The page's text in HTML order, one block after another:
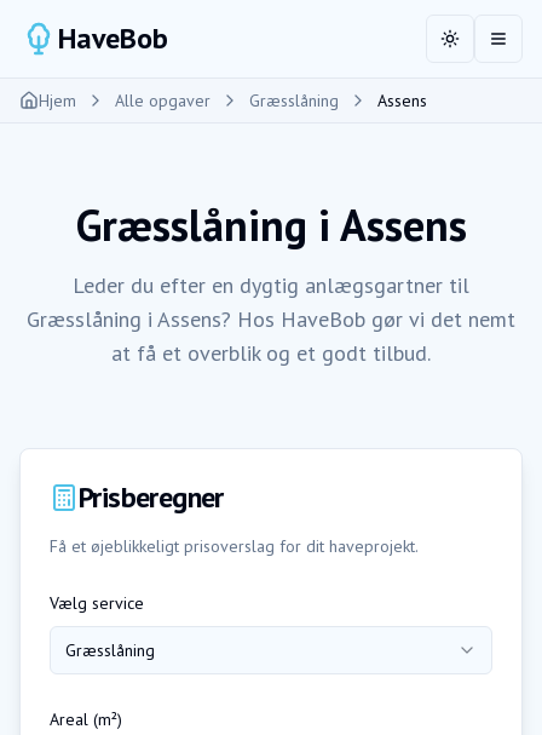
HaveBob ToggleÅbn
Hjem Alle opgaver Græsslåning Assens
Græsslåning i Assens
Leder du efter en dygtig anlægsgartner til
Græsslåning i Assens? Hos HaveBob gør vi det nemt
at få et overblik og et godt tilbud.
Prisberegner
Få et øjeblikkeligt prisoverslag for dit haveprojekt.
Vælg service
Græsslåning
Areal (m²)